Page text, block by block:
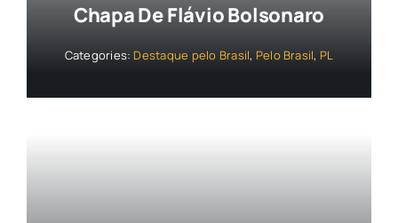
Chapa De Flávio Bolsonaro
Categories: Destaque pelo Brasil, Pelo Brasil, PL